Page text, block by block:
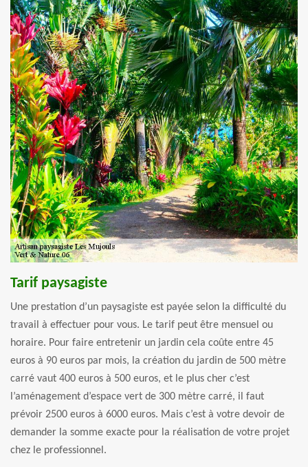
Tarif paysagiste
Une prestation d’un paysagiste est payée selon la difficulté du
travail à effectuer pour vous. Le tarif peut être mensuel ou
horaire. Pour faire entretenir un jardin cela coûte entre 45
euros à 90 euros par mois, la création du jardin de 500 mètre
carré vaut 400 euros à 500 euros, et le plus cher c’est
l’aménagement d’espace vert de 300 mètre carré, il faut
prévoir 2500 euros à 6000 euros. Mais c’est à votre devoir de
demander la somme exacte pour la réalisation de votre projet
chez le professionnel.